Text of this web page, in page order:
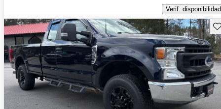
Verif. disponibilidad